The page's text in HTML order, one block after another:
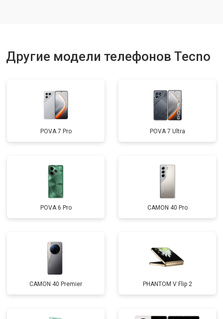
Другие модели телефонов Tecno
POVA 7 Pro POVA 7 Ultra
POVA 6 Pro CAMON 40 Pro
CAMON 40 Premier PHANTOM V Flip 2